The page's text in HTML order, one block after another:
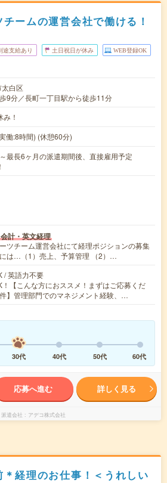
ームの運営会社で働ける！
途支給あり 土日祝日が休み WEB登録OK
白区
9分／長町一丁目駅から徒歩11分
！
働:8時間) (休憩60分)
最長6ヶ月の派遣期間後、直接雇用予定
計・英文経理
ツチーム運営会社にて経理ポジションの募集
は…（1）売上、予算管理 （2）…
/ 英語力不要
【こんな方におススメ！まずはご応募くだ
】管理部門でのマネジメント経験、…
30代 40代 50代 60代
応募へ進む 詳しく見る
派遣会社 アデコ株式会社
＊経理のお仕事！＜うれしい